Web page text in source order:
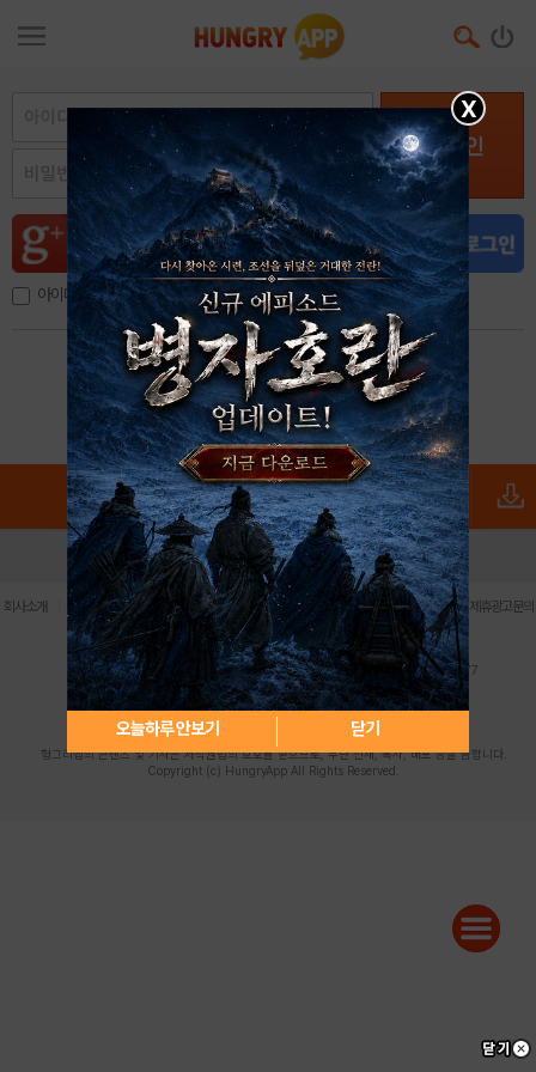
로그인
아이디, 이메일 저장
아이디 / 비밀번호 찾기 회원가입
X
오늘하루 안보기 닫기
로그인 PC버전 전체앱
회사소개 이용약관 | 개인정보 처리방침 | 청소년 보호정책 | 불법촬영물 신고센터 | 제휴광고문의
사업자등록번호:119-86-61101 (주)스마트나우 대표이사:송현두
주소: 서울시 금천구 가산디지털1로 171 연락처:063-284-8635 팩스:02-6265-0377
청소년보호책임자:김동욱desk@hungryapp.co.kr
등록번호:서울아02322 | 등록일자:2016년4월25일
발행인:(주)스마트나우 송현두 | 편집인:김동욱
헝그리앱의 콘텐츠 및 기사는 저작권법의 보호를 받으므로, 무단 전재, 복사, 배포 등을 금합니다.
Copyright (c) HungryApp All Rights Reserved.